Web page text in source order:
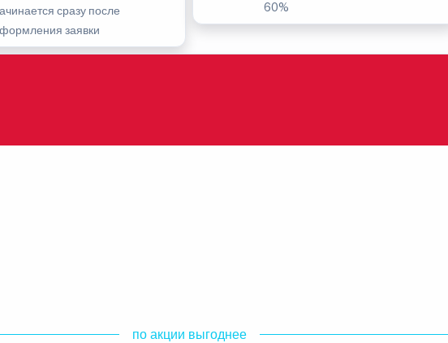
сразу после
заявки
60%
по акции выгоднее